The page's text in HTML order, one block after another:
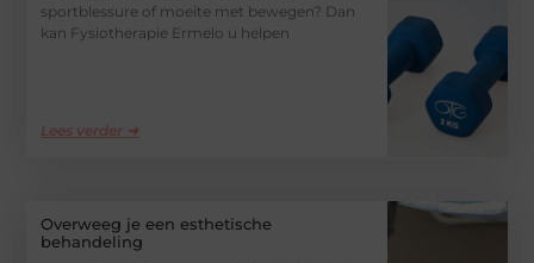
sportblessure of moeite met bewegen? Dan
kan Fysiotherapie Ermelo u helpen
Lees verder ➜
Overweeg je een esthetische
behandeling